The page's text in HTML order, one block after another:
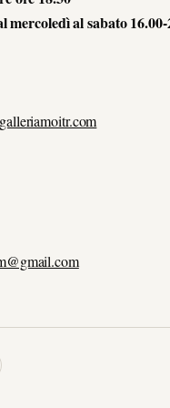
al sabato 16.00-